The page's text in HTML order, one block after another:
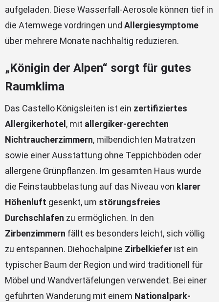
aufgeladen. Diese Wasserfall-Aerosole können tief in
die Atemwege vordringen und Allergiesymptome
über mehrere Monate nachhaltig reduzieren.
„Königin der Alpen“ sorgt für gutes
Raumklima
Das Castello Königsleiten ist ein zertifiziertes
Allergikerhotel , mit allergiker-gerechten
Nichtraucherzimmern, milbendichten Matratzen
sowie einer Ausstattung ohne Teppichböden oder
allergene Grünpflanzen. Im gesamten Haus wurde
die Feinstaubbelastung auf das Niveau von klarer
Höhenluft gesenkt, um störungsfreies
Durchschlafen zu ermöglichen. In den
Zirbenzimmern fällt es besonders leicht, sich völlig
zu entspannen. Diehochalpine Zirbelkiefer ist ein
typischer Baum der Region und wird traditionell für
Möbel und Wandvertäfelungen verwendet. Bei einer
geführten Wanderung mit einem Nationalpark-